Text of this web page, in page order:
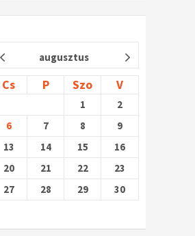
augusztus
Cs P Szo V
1
2
6 7 8
9
13 14 15
16
20 21 22
23
27 28 29
30